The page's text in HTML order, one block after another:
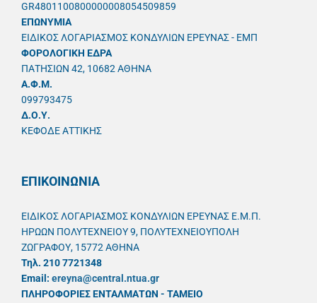
GR4801100800000008054509859
ΕΠΩΝΥΜΙΑ
ΕΙΔΙΚΟΣ ΛΟΓΑΡΙΑΣΜΟΣ ΚΟΝΔΥΛΙΩΝ ΕΡΕΥΝΑΣ - ΕΜΠ
ΦΟΡΟΛΟΓΙΚΗ ΕΔΡΑ
ΠΑΤΗΣΙΩΝ 42, 10682 ΑΘΗΝΑ
A.Φ.Μ.
099793475
Δ.Ο.Υ.
ΚΕΦΟΔΕ ΑΤΤΙΚΗΣ
ΕΠΙΚΟΙΝΩΝΙΑ
ΕΙΔΙΚΟΣ ΛΟΓΑΡΙΑΣΜΟΣ ΚΟΝΔΥΛΙΩΝ ΕΡΕΥΝΑΣ Ε.Μ.Π.
ΗΡΩΩΝ ΠΟΛΥΤΕΧΝΕΙΟΥ 9, ΠΟΛΥΤΕΧΝΕΙΟΥΠΟΛΗ
ΖΩΓΡΑΦΟΥ, 15772 ΑΘΗΝΑ
Τηλ. 210 7721348
Email: ereyna@central.ntua.gr
ΠΛΗΡΟΦΟΡΙΕΣ ΕΝΤΑΛΜΑΤΩΝ - ΤΑΜΕΙΟ